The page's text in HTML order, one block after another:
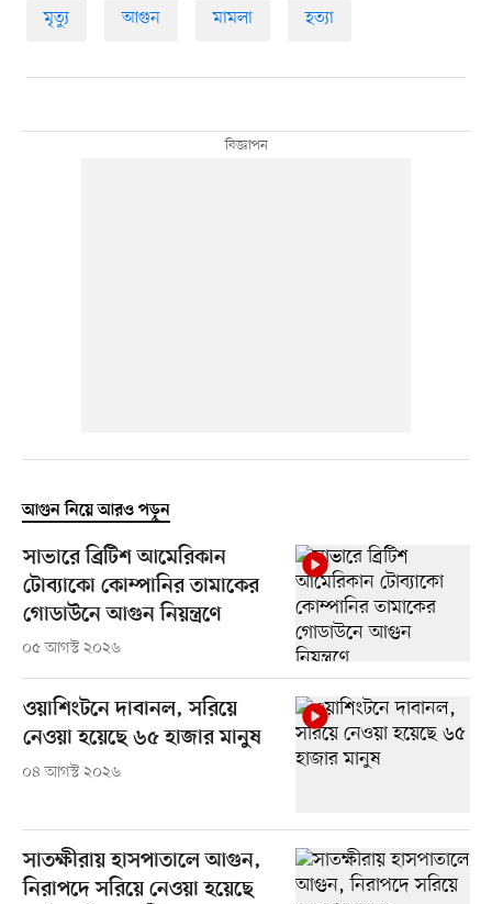
মৃত্যু আগুন মামলা হত্যা
আগুন নিয়ে আরও পড়ুন
সাভারে ব্রিটিশ আমেরিকান
টোব্যাকো কোম্পানির তামাকের
গোডাউনে আগুন নিয়ন্ত্রণে
০৫ আগস্ট ২০২৬
ওয়াশিংটনে দাবানল, সরিয়ে
নেওয়া হয়েছে ৬৫ হাজার মানুষ
০৪ আগস্ট ২০২৬
সাতক্ষীরায় হাসপাতালে আগুন,
নিরাপদে সরিয়ে নেওয়া হয়েছে